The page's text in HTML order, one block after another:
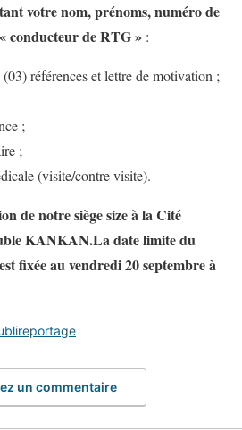
votre nom, prénoms, numéro de
conducteur de RTG » :
références et lettre de motivation ;
;
;
(visite/contre visite).
de notre siège size à la Cité
KANKAN.La date limite du
fixée au vendredi 20 septembre à
un commentaire